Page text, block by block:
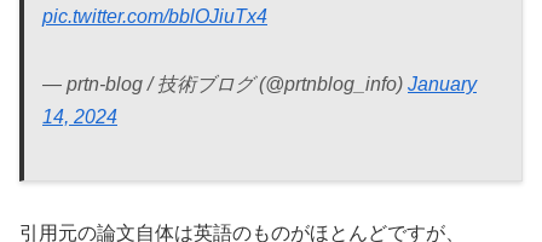
pic.twitter.com/bblOJiuTx4
— prtn-blog / 技術ブログ (@prtnblog_info) January
14, 2024
引用元の論文自体は英語のものがほとんどですが、